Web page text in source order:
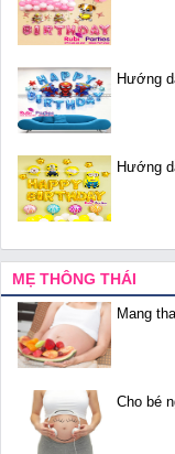
Hướng
Hướng
MẸ THÔNG THÁI
Mang
Cho bé